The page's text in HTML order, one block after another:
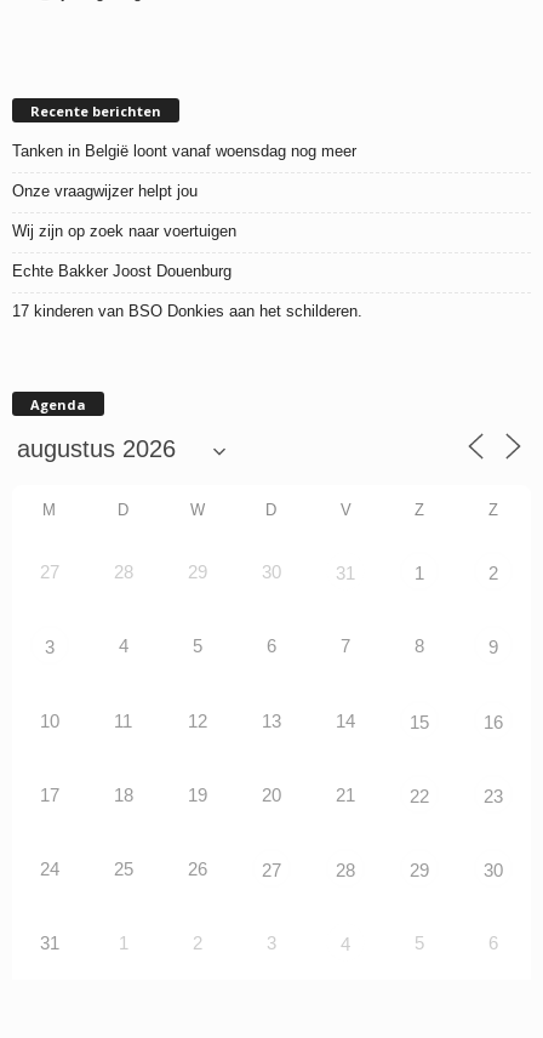
Recente berichten
Tanken in België loont vanaf woensdag nog meer
Onze vraagwijzer helpt jou
Wij zijn op zoek naar voertuigen
Echte Bakker Joost Douenburg
17 kinderen van BSO Donkies aan het schilderen.
Agenda
M D W D V Z Z
27 28 29 30 31 1 2
3 4 5 6 7 8 9
10 11 12 13 14 15 16
17 18 19 20 21 22 23
24 25 26 27 28 29 30
31 1 2 3 4 5 6